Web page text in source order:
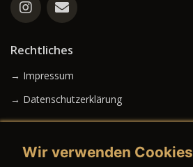
Rechtliches
→ Impressum
→ Datenschutzerklärung
Wir verwenden Cookies